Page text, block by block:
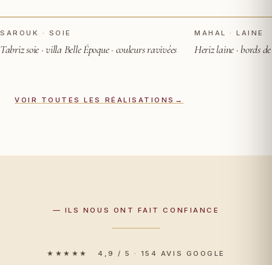
AVANT
SAROUK · SOIE
Tabriz soie · villa Belle Époque · couleurs ravivées
AVANT
MAHAL · LAINE
Heriz laine · bords
VOIR TOUTES LES RÉALISATIONS →
— ILS NOUS ONT FAIT CONFIANCE
★★★★★ 4,9 / 5 · 154 AVIS GOOGLE